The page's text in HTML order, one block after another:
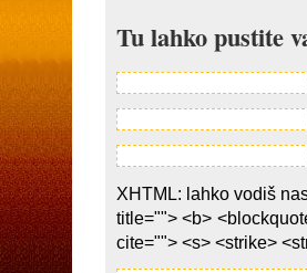
Tu lahko pustite
XHTML: lahko vodiš
title=""> <b>
cite=""> <s> <strike>